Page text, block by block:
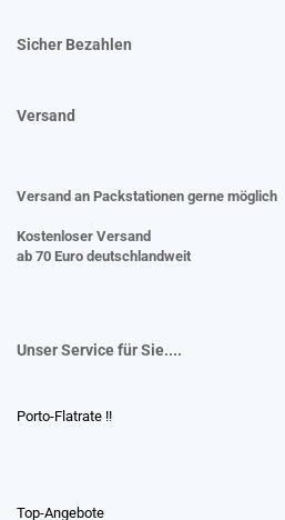
Sicher Bezahlen
Versand
Versand an Packstationen gerne möglich
Kostenloser Versand
ab 70 Euro deutschlandweit
Unser Service für Sie....
Porto-Flatrate !!
Top-Angebote